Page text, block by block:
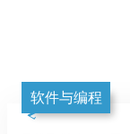
软件与编程